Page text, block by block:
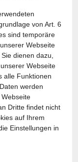
von Art. 6
sind temporäre
Webseite
dienen dazu,
Webseite
alle Funktionen
werden
Dritte findet nicht
auf Ihrem
Einstellungen in